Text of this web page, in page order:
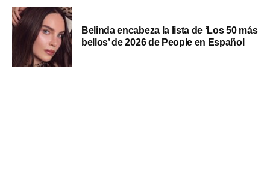
Belinda encabeza la lista de ‘Los 50 más
bellos’ de 2026 de People en Español